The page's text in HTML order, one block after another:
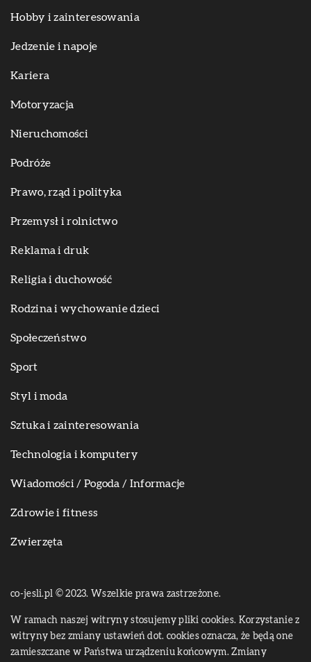
Hobby i zainteresowania
Jedzenie i napoje
Kariera
Motoryzacja
Nieruchomości
Podróże
Prawo, rząd i polityka
Przemysł i rolnictwo
Reklama i druk
Religia i duchowość
Rodzina i wychowanie dzieci
Społeczeństwo
Sport
Styl i moda
Sztuka i zainteresowania
Technologia i komputery
Wiadomości / Pogoda / Informacje
Zdrowie i fitness
Zwierzęta
co-jesli.pl © 2023. Wszelkie prawa zastrzeżone.
W ramach naszej witryny stosujemy pliki cookies. Korzystanie z
witryny bez zmiany ustawień dot. cookies oznacza, że będą one
zamieszczane w Państwa urządzeniu końcowym. Zmiany